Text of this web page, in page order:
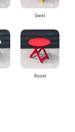
Geel
Rood